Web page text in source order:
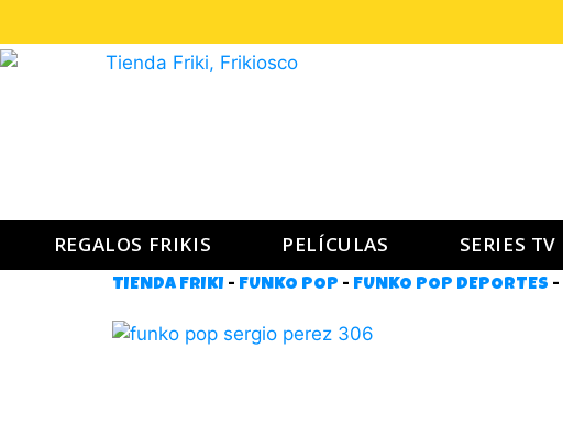
REGALOS FRIKIS PELÍCULAS SERIES TV
TIENDA FRIKI - FUNKO POP - FUNKO POP DEPORTES -